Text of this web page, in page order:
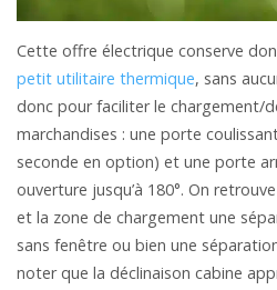
Cette offre électrique conserve
petit utilitaire thermique, sans
donc pour faciliter le chargement/
marchandises : une porte
seconde en option) et une porte
ouverture jusqu’à 180°. On
et la zone de chargement une
sans fenêtre ou bien une
noter que la déclinaison cabine